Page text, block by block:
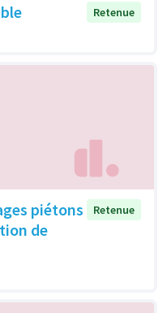
Retenue
piétons
de
Retenue